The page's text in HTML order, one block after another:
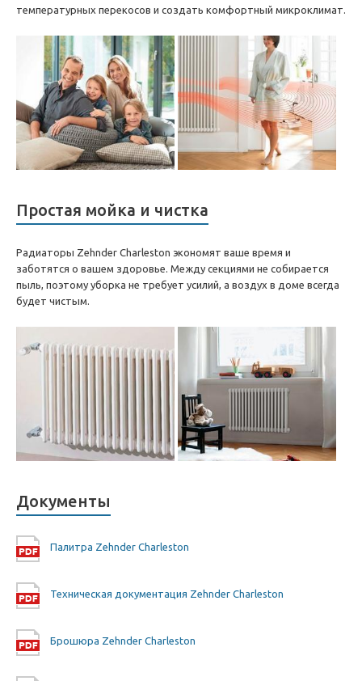
температурных перекосов и создать комфортный микроклимат.
Простая мойка и чистка
Радиаторы Zehnder Charleston экономят ваше время и
заботятся о вашем здоровье. Между секциями не собирается
пыль, поэтому уборка не требует усилий, а воздух в доме всегда
будет чистым.
Документы
Палитра Zehnder Charleston
Техническая документация Zehnder Charleston
Брошюра Zehnder Charleston